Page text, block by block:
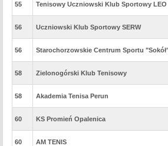
55 Tenisowy Uczniowski Klub Sportowy LEO
56 Uczniowski Klub Sportowy SERW
56 Starochorzowskie Centrum Sportu
58 Zielonogórski Klub Tenisowy
58 Akademia Tenisa Perun
60 KS Promień Opalenica
60 AM TENIS